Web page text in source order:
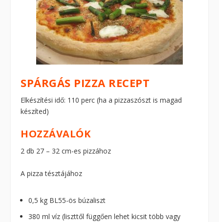
SPÁRGÁS PIZZA RECEPT
Elkészítési idő: 110 perc (ha a pizzaszószt is magad
készíted)
HOZZÁVALÓK
2 db 27 – 32 cm-es pizzához
A pizza tésztájához
0,5 kg BL55-ös búzaliszt
380 ml víz (liszttől függően lehet kicsit több vagy